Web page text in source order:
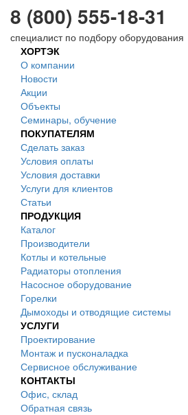
8 (800) 555-18-31
специалист по подбору оборудования
ХОРТЭК
О компании
Новости
Акции
Объекты
Семинары, обучение
ПОКУПАТЕЛЯМ
Сделать заказ
Условия оплаты
Условия доставки
Услуги для клиентов
Статьи
ПРОДУКЦИЯ
Каталог
Производители
Котлы и котельные
Радиаторы отопления
Насосное оборудование
Горелки
Дымоходы и отводящие системы
УСЛУГИ
Проектирование
Монтаж и пусконаладка
Сервисное обслуживание
КОНТАКТЫ
Офис, склад
Обратная связь